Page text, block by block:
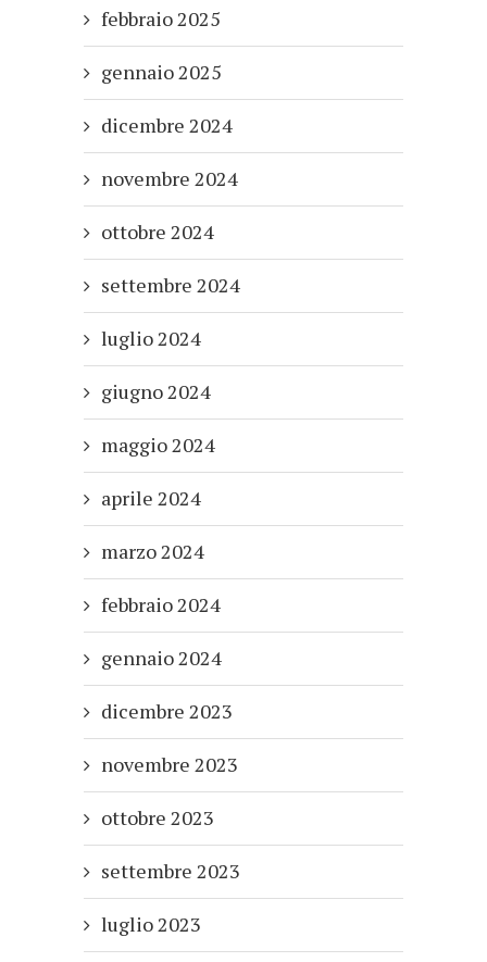
febbraio 2025
gennaio 2025
dicembre 2024
novembre 2024
ottobre 2024
settembre 2024
luglio 2024
giugno 2024
maggio 2024
aprile 2024
marzo 2024
febbraio 2024
gennaio 2024
dicembre 2023
novembre 2023
ottobre 2023
settembre 2023
luglio 2023